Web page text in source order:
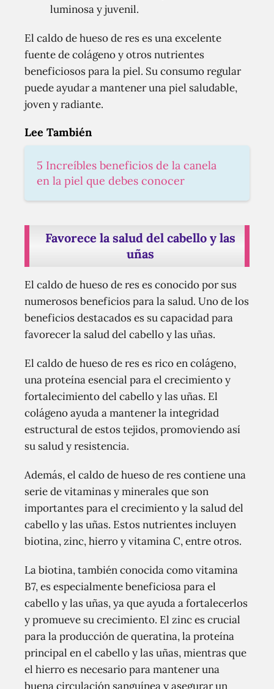
luminosa y juvenil.
El caldo de hueso de res es una excelente
fuente de colágeno y otros nutrientes
beneficiosos para la piel. Su consumo regular
puede ayudar a mantener una piel saludable,
joven y radiante.
Lee También
5 Increíbles beneficios de la canela
en la piel que debes conocer
Favorece la salud del cabello y las
uñas
El caldo de hueso de res es conocido por sus
numerosos beneficios para la salud. Uno de los
beneficios destacados es su capacidad para
favorecer la salud del cabello y las uñas.
El caldo de hueso de res es rico en colágeno,
una proteína esencial para el crecimiento y
fortalecimiento del cabello y las uñas. El
colágeno ayuda a mantener la integridad
estructural de estos tejidos, promoviendo así
su salud y resistencia.
Además, el caldo de hueso de res contiene una
serie de vitaminas y minerales que son
importantes para el crecimiento y la salud del
cabello y las uñas. Estos nutrientes incluyen
biotina, zinc, hierro y vitamina C, entre otros.
La biotina, también conocida como vitamina
B7, es especialmente beneficiosa para el
cabello y las uñas, ya que ayuda a fortalecerlos
y promueve su crecimiento. El zinc es crucial
para la producción de queratina, la proteína
principal en el cabello y las uñas, mientras que
el hierro es necesario para mantener una
buena circulación sanguínea y asegurar un